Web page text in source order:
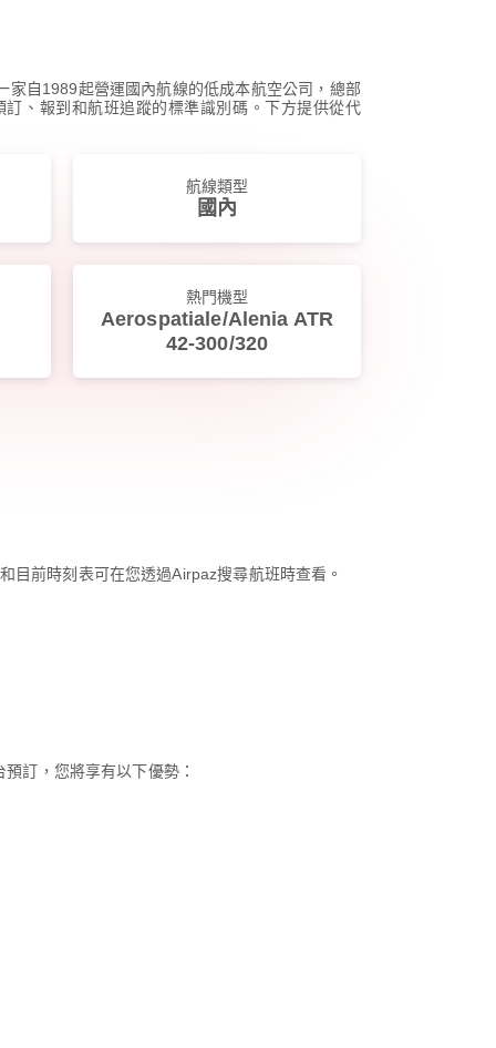
自1989起營運國內航線的低成本航空公司，總部
、報到和航班追蹤的標準識別碼。下方提供從代
航線類型
國內
熱門機型
Aerospatiale/Alenia ATR
42-300/320
前時刻表可在您透過Airpaz搜尋航班時查看。
訂，您將享有以下優勢：